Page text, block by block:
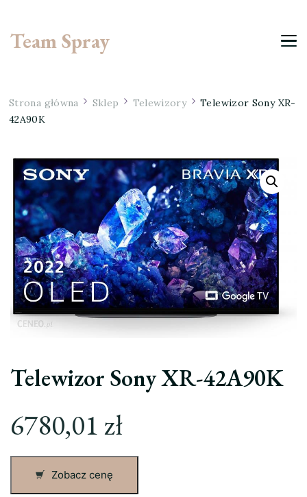
Team Spray
Strona główna Sklep Telewizory
Telewizor Sony XR-
42A90K
Telewizor Sony XR-42A90K
6780,01 zł
Zobacz cenę